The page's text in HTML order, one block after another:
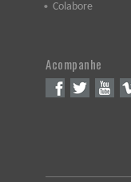
Colabore
Acompanhe